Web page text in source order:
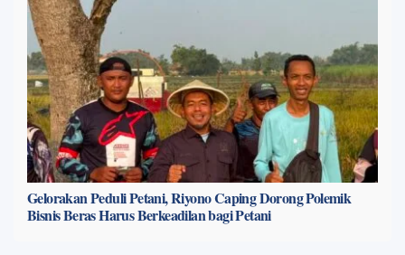
Gelorakan Peduli Petani, Riyono Caping Dorong Polemik
Bisnis Beras Harus Berkeadilan bagi Petani